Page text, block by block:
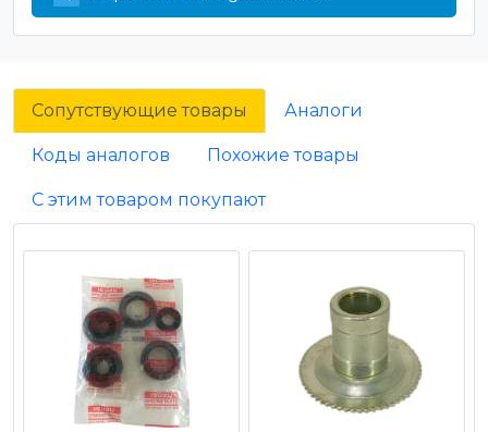
Сопутствующие товары Аналоги
Коды аналогов Похожие товары
С этим товаром покупают